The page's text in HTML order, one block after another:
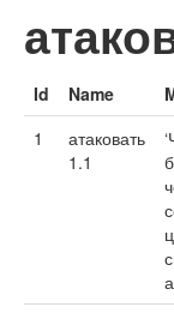
Id Name
1
атаковать
1.1